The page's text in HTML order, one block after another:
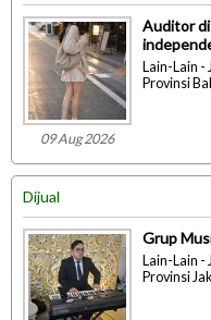
09 Aug 2026
Auditor di
Lain-Lain -
Provinsi
Dijual
Grup
Lain-Lain -
Provinsi